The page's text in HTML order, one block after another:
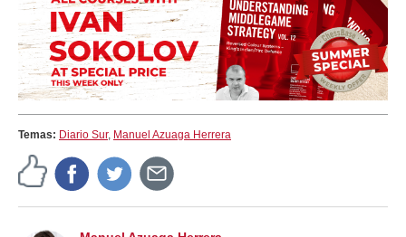
Temas: Diario Sur, Manuel Azuaga Herrera